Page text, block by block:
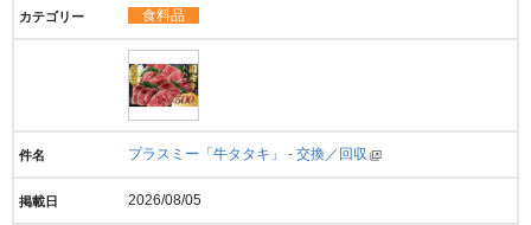
食料品
プラスミー「牛タタキ」 - 交換／回収
2026/08/05